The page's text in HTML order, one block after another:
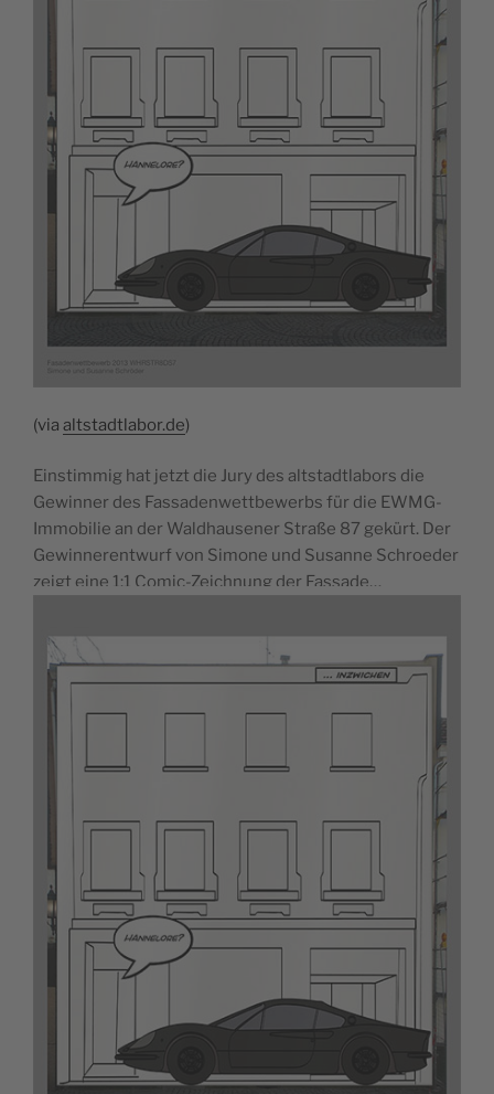
(via altstadtlabor.de)
Einstimmig hat jetzt die Jury des altstadtlabors die
Gewinner des Fassadenwettbewerbs für die EWMG-
Immobilie an der Waldhausener Straße 87 gekürt. Der
Gewinnerentwurf von Simone und Susanne Schroeder
zeigt eine 1:1 Comic-Zeichnung der Fassade…